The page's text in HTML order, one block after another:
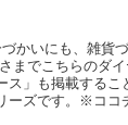
かいにも、雑貨
までこちらのダ
」も掲載する
ーズです。※ココ